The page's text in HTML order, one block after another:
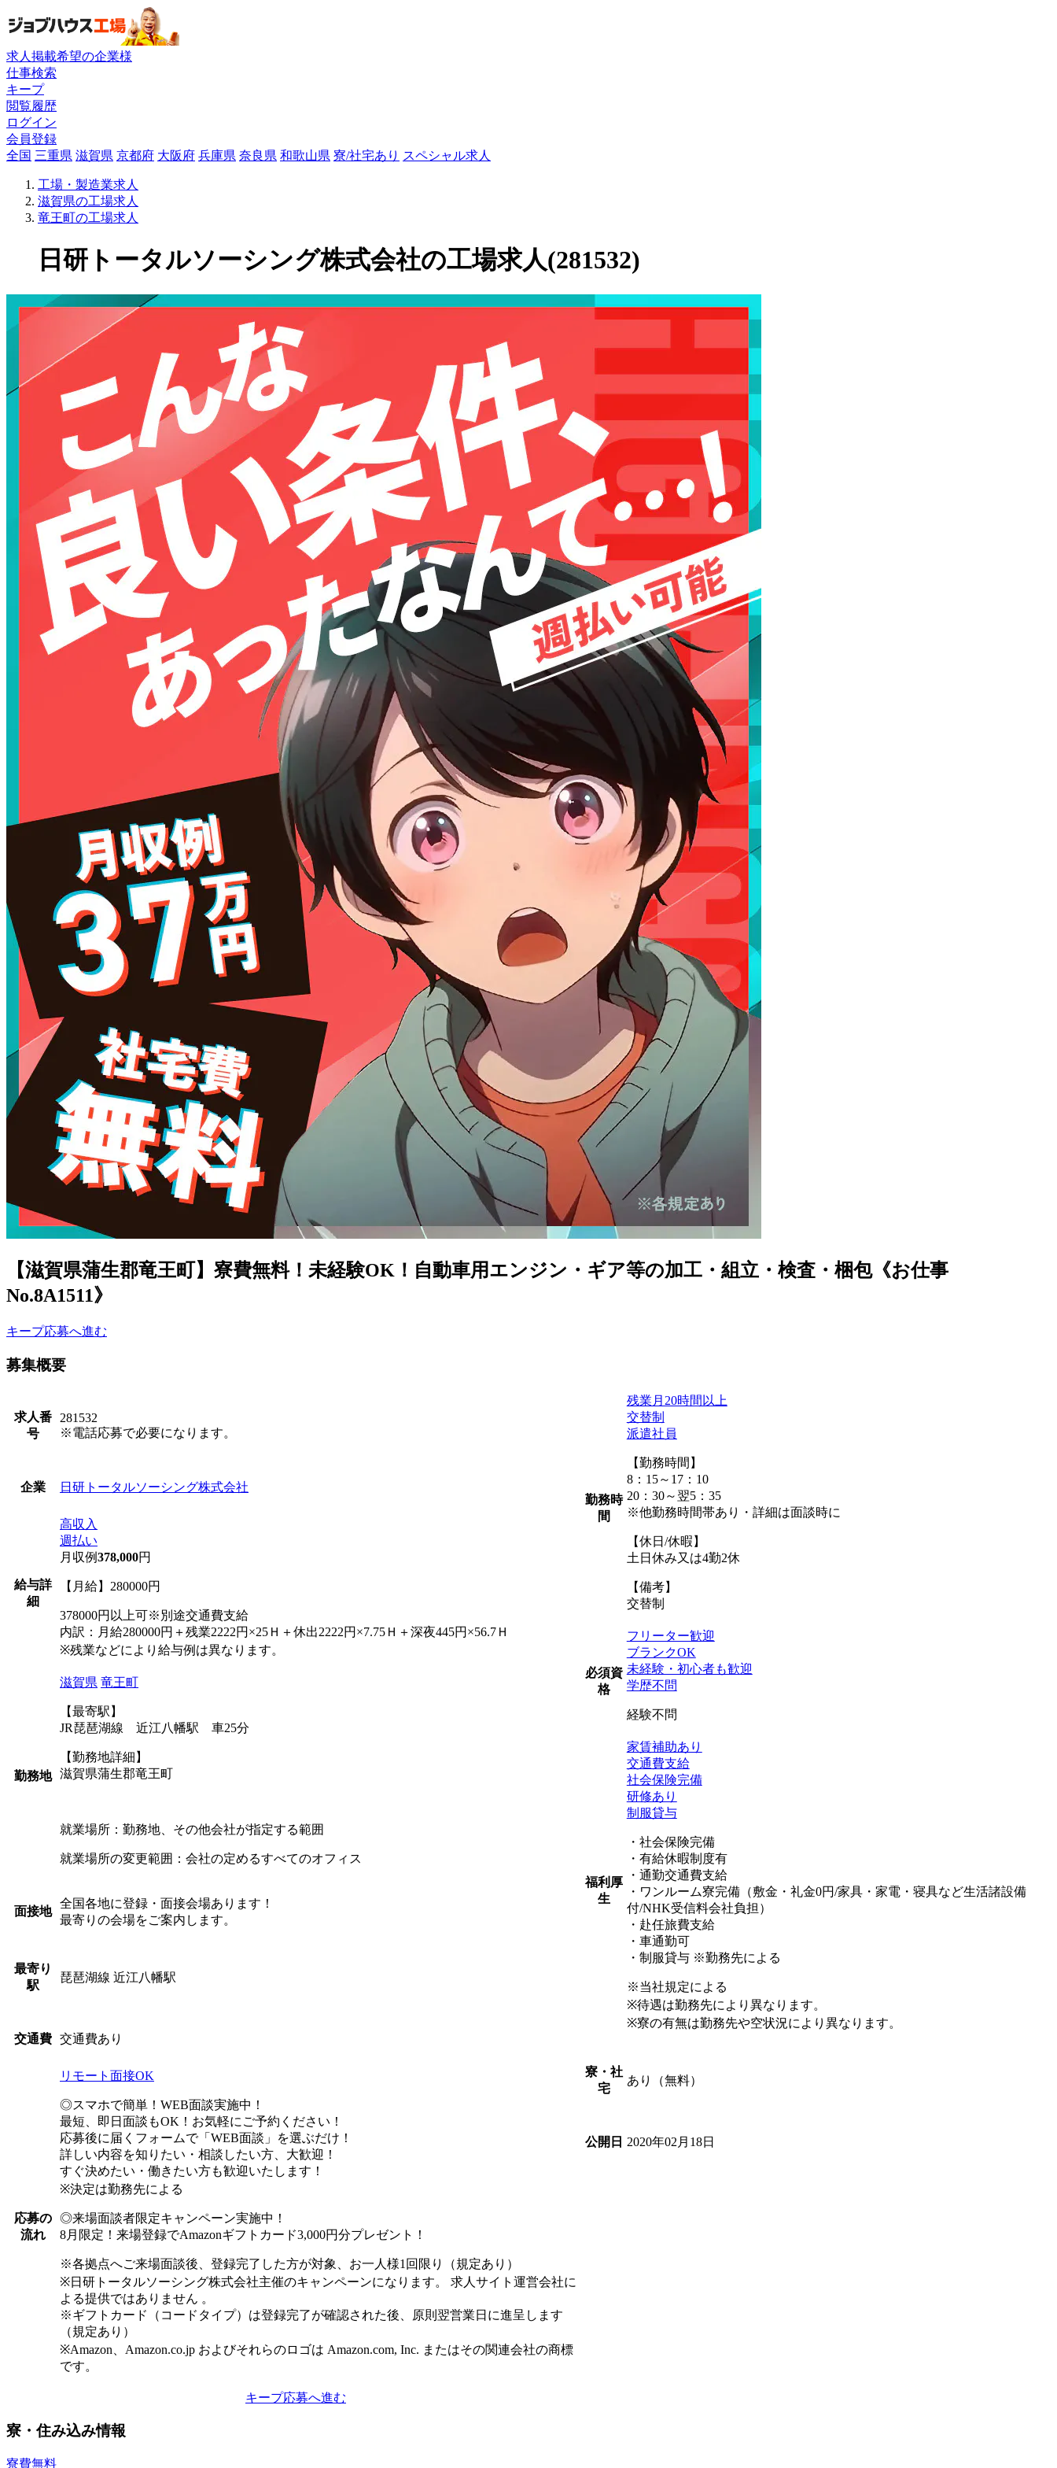
求人掲載希望の企業様
仕事検索
キープ
閲覧履歴
ログイン
会員登録
全国 三重県 滋賀県 京都府 大阪府 兵庫県 奈良県 和歌山県 寮/社宅あり スペシャル求人
工場・製造業求人
滋賀県の工場求人
竜王町の工場求人
日研トータルソーシング株式会社の工場求人(281532)
【滋賀県蒲生郡竜王町】寮費無料！未経験OK！自動車用エンジン・ギア等の加工・組立・検査・梱包《お仕事
No.8A1511》
キープ応募へ進む
募集概要
求人番
号
281532
※電話応募で必要になります。
企業 日研トータルソーシング株式会社
給与詳
細
高収入
週払い
月収例378,000円
【月給】280000円
378000円以上可※別途交通費支給
内訳：月給280000円＋残業2222円×25Ｈ＋休出2222円×7.75Ｈ＋深夜445円×56.7Ｈ
※残業などにより給与例は異なります。
勤務地
滋賀県 竜王町
【最寄駅】
JR琵琶湖線 近江八幡駅 車25分
【勤務地詳細】
滋賀県蒲生郡竜王町
就業場所：勤務地、その他会社が指定する範囲
就業場所の変更範囲：会社の定めるすべてのオフィス
面接地
全国各地に登録・面接会場あります！
最寄りの会場をご案内します。
最寄り
駅
琵琶湖線 近江八幡駅
交通費 交通費あり
応募の
流れ
リモート面接OK
◎スマホで簡単！WEB面談実施中！
最短、即日面談もOK！お気軽にご予約ください！
応募後に届くフォームで「WEB面談」を選ぶだけ！
詳しい内容を知りたい・相談したい方、大歓迎！
すぐ決めたい・働きたい方も歓迎いたします！
※決定は勤務先による
◎来場面談者限定キャンペーン実施中！
8月限定！来場登録でAmazonギフトカード3,000円分プレゼント！
※各拠点へご来場面談後、登録完了した方が対象、お一人様1回限り（規定あり）
※日研トータルソーシング株式会社主催のキャンペーンになります。 求人サイト運営会社に
よる提供ではありません 。
※ギフトカード（コードタイプ）は登録完了が確認された後、原則翌営業日に進呈します
（規定あり）
※Amazon、Amazon.co.jp およびそれらのロゴは Amazon.com, Inc. またはその関連会社の商標
です。
勤務時
間
残業月20時間以上
交替制
派遣社員
【勤務時間】
8：15～17：10
20：30～翌5：35
※他勤務時間帯あり・詳細は面談時に
【休日/休暇】
土日休み又は4勤2休
【備考】
交替制
必須資
格
フリーター歓迎
ブランクOK
未経験・初心者も歓迎
学歴不問
経験不問
福利厚
生
家賃補助あり
交通費支給
社会保険完備
研修あり
制服貸与
・社会保険完備
・有給休暇制度有
・通勤交通費支給
・ワンルーム寮完備（敷金・礼金0円/家具・家電・寝具など生活諸設備
付/NHK受信料会社負担）
・赴任旅費支給
・車通勤可
・制服貸与 ※勤務先による
※当社規定による
※待遇は勤務先により異なります。
※寮の有無は勤務先や空状況により異なります。
寮・社
宅
あり（無料）
公開日 2020年02月18日
キープ応募へ進む
寮・住み込み情報
寮費無料